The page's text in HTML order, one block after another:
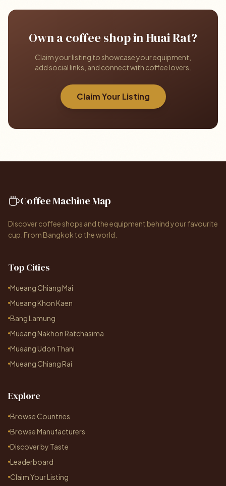
Own a coffee shop in Huai Rat?
Claim your listing to showcase your equipment,
add social links, and connect with coffee lovers.
Claim Your Listing
Coffee Machine Map
Discover coffee shops and the equipment behind your favourite
cup. From Bangkok to the world.
Top Cities
Mueang Chiang Mai
Mueang Khon Kaen
Bang Lamung
Mueang Nakhon Ratchasima
Mueang Udon Thani
Mueang Chiang Rai
Explore
Browse Countries
Browse Manufacturers
Discover by Taste
Leaderboard
Claim Your Listing